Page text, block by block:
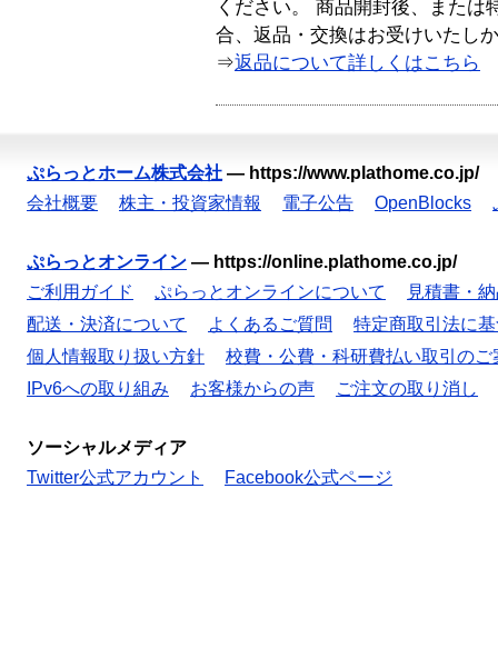
ください。 商品開封後、または
合、返品・交換はお受けいたし
⇒返品について詳しくはこちら
ぷらっとホーム株式会社 — https://www.plathome.co.jp/
会社概要
株主・投資家情報 電子公告 OpenBlocks
ぷらっとオンライン — https://online.plathome.co.jp/
ご利用ガイド
ぷらっとオンラインについて
見積書・
配送・決済について
よくあるご質問
特定商取引法に
個人情報取り扱い方針
校費・公費・科研費払い取引のご
IPv6への取り組み
お客様からの声 ご注文の取り消し
ソーシャルメディア
Twitter公式アカウント
Facebook公式ページ